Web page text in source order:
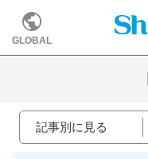
GLOBAL
記事別に見る